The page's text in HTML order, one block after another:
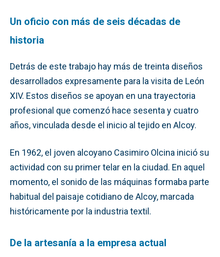
Un oficio con más de seis décadas de
historia
Detrás de este trabajo hay más de treinta diseños
desarrollados expresamente para la visita de León
XIV. Estos diseños se apoyan en una trayectoria
profesional que comenzó hace sesenta y cuatro
años, vinculada desde el inicio al tejido en Alcoy.
En 1962, el joven alcoyano Casimiro Olcina inició su
actividad con su primer telar en la ciudad. En aquel
momento, el sonido de las máquinas formaba parte
habitual del paisaje cotidiano de Alcoy, marcada
históricamente por la industria textil.
De la artesanía a la empresa actual